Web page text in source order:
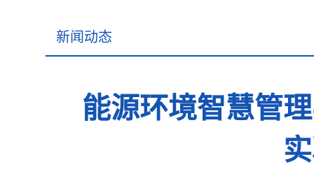
新闻动态
能源环境智慧管